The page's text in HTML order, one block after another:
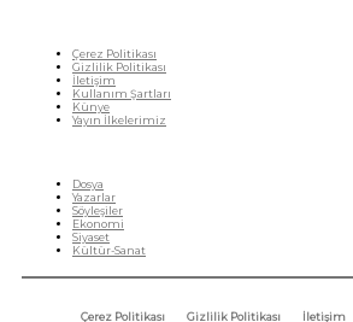
Çerez Politikası
Gizlilik Politikası
İletişim
Kullanım Şartları
Künye
Yayın İlkelerimiz
Dosya
Yazarlar
Söyleşiler
Ekonomi
Siyaset
Kültür-Sanat
Çerez Politikası Gizlilik Politikası İletişim